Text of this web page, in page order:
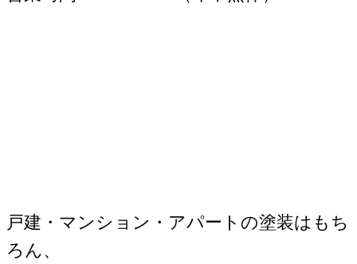
戸建・マンション・アパートの塗装はもち
ろん、